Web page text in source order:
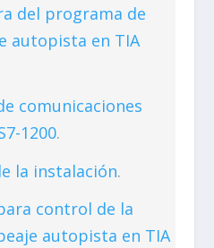
del programa de
autopista en TIA
comunicaciones
1200.
la instalación.
control de la
autopista en TIA